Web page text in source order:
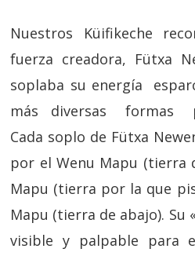
Nuestros Küifikeche
fuerza creadora, Fütxa
soplaba su energía
más diversas formas
Cada soplo de Fütxa
por el Wenu Mapu (tierra
Mapu (tierra por la que
Mapu (tierra de abajo). Su
visible y palpable para